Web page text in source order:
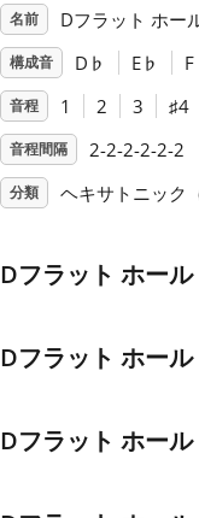
Deutsch
Español
Français
한국어
हिन्दी
名前 Dフラット ホー
構成音 D ♭ E ♭ F
音程 1 2 3 ♯4
音程間隔 2-2-2-2-2-2
分類 ヘキサトニック
Dフラット ホー
Dフラット ホー
Dフラット ホー